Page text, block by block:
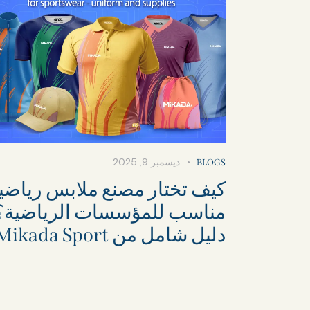
BLOGS ديسمبر 9, 2025
كيف تختار مصنع ملابس
مناسب للمؤسسات
دليل شامل من Mikada Sport